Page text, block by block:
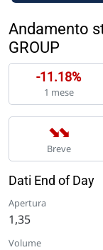
Andamento
GROUP
-11.18%
1 mese
➡
➡
Breve
Dati End of Day
Apertura
1,35
Volume